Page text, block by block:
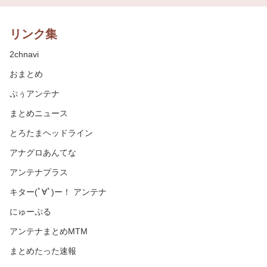
リンク集
2chnavi
おまとめ
ぷぅアンテナ
まとめニュース
とろたまヘッドライン
アナグロあんてな
アンテナプラス
キター(ﾟ∀ﾟ)ー！ アンテナ
にゅーぷる
アンテナまとめMTM
まとめたった速報